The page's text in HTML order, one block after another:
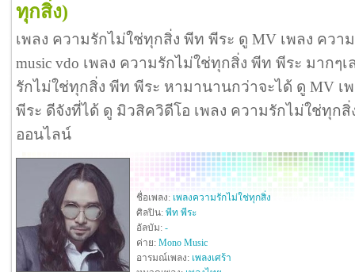
ทุกสิ่ง)
เพลง ความรักไม่ใช่ทุกสิ่ง พีท พีระ ดู MV เพลง คว
music vdo เพลง ความรักไม่ใช่ทุกสิ่ง พีท พีระ มากๆ
รักไม่ใช่ทุกสิ่ง พีท พีระ หามานานกว่าจะได้ ดู MV เ
พีระ ดีจังที่ได้ ดู มิวสิควิดีโอ เพลง ความรักไม่ใช่ทุกสิ่
ออนไลน์
ชื่อเพลง: เพลงความรักไม่ใช่ทุกสิ่ง
ศิลปิน: พีท พีระ
อัลบัม: -
ค่าย: Mono Music
อารมณ์เพลง: เพลงเศร้า